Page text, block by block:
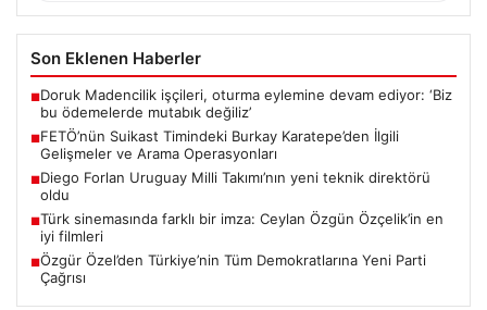
Son Eklenen Haberler
■Doruk Madencilik işçileri, oturma eylemine devam ediyor: ‘Biz
bu ödemelerde mutabık değiliz’
■FETÖ’nün Suikast Timindeki Burkay Karatepe’den İlgili
Gelişmeler ve Arama Operasyonları
■Diego Forlan Uruguay Milli Takımı’nın yeni teknik direktörü
oldu
■Türk sinemasında farklı bir imza: Ceylan Özgün Özçelik’in en
iyi filmleri
■Özgür Özel’den Türkiye’nin Tüm Demokratlarına Yeni Parti
Çağrısı